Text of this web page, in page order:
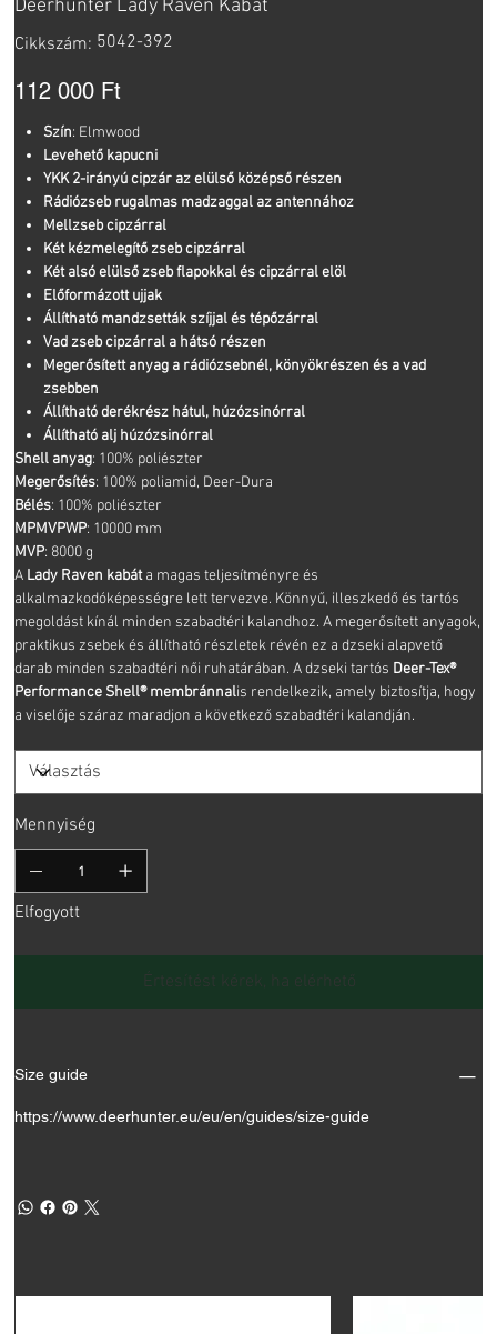
Deerhunter Lady Raven Kabát
Cikkszám: Cikkszám:
5042-
5042-392
Ár
112 000 Ft
Szín: Elmwood
Levehető kapucni
YKK 2-irányú cipzár az elülső középső részen
Rádiózseb rugalmas madzaggal az antennához
Mellzseb cipzárral
Két kézmelegítő zseb cipzárral
Két alsó elülső zseb flapokkal és cipzárral elöl
Előformázott ujjak
Állítható mandzsetták szíjjal és tépőzárral
Vad zseb cipzárral a hátsó részen
Megerősített anyag a rádiózsebnél, könyökrészen és a vad
zsebben
Állítható derékrész hátul, húzózsinórral
Állítható alj húzózsinórral
Shell anyag: 100% poliészter
Megerősítés: 100% poliamid, Deer-Dura
Bélés: 100% poliészter
MPMVPWP: 10000 mm
MVP: 8000 g
A Lady Raven kabáta magas teljesítményre és
alkalmazkodóképességre lett tervezve. Könnyű, illeszkedő és tartós
megoldást kínál minden szabadtéri kalandhoz. A megerősített anyagok,
praktikus zsebek és állítható részletek révén ez a dzseki alapvető
darab minden szabadtéri női ruhatárában. A dzseki tartós Deer-Tex®
Performance Shell® membránnalis rendelkezik, amely biztosítja, hogy
a viselője száraz maradjon a következő szabadtéri kalandján.
Mennyiség
Elfogyott
Értesítést kérek, ha elérhető
Size guide
https://www.deerhunter.eu/eu/en/guides/size-guide